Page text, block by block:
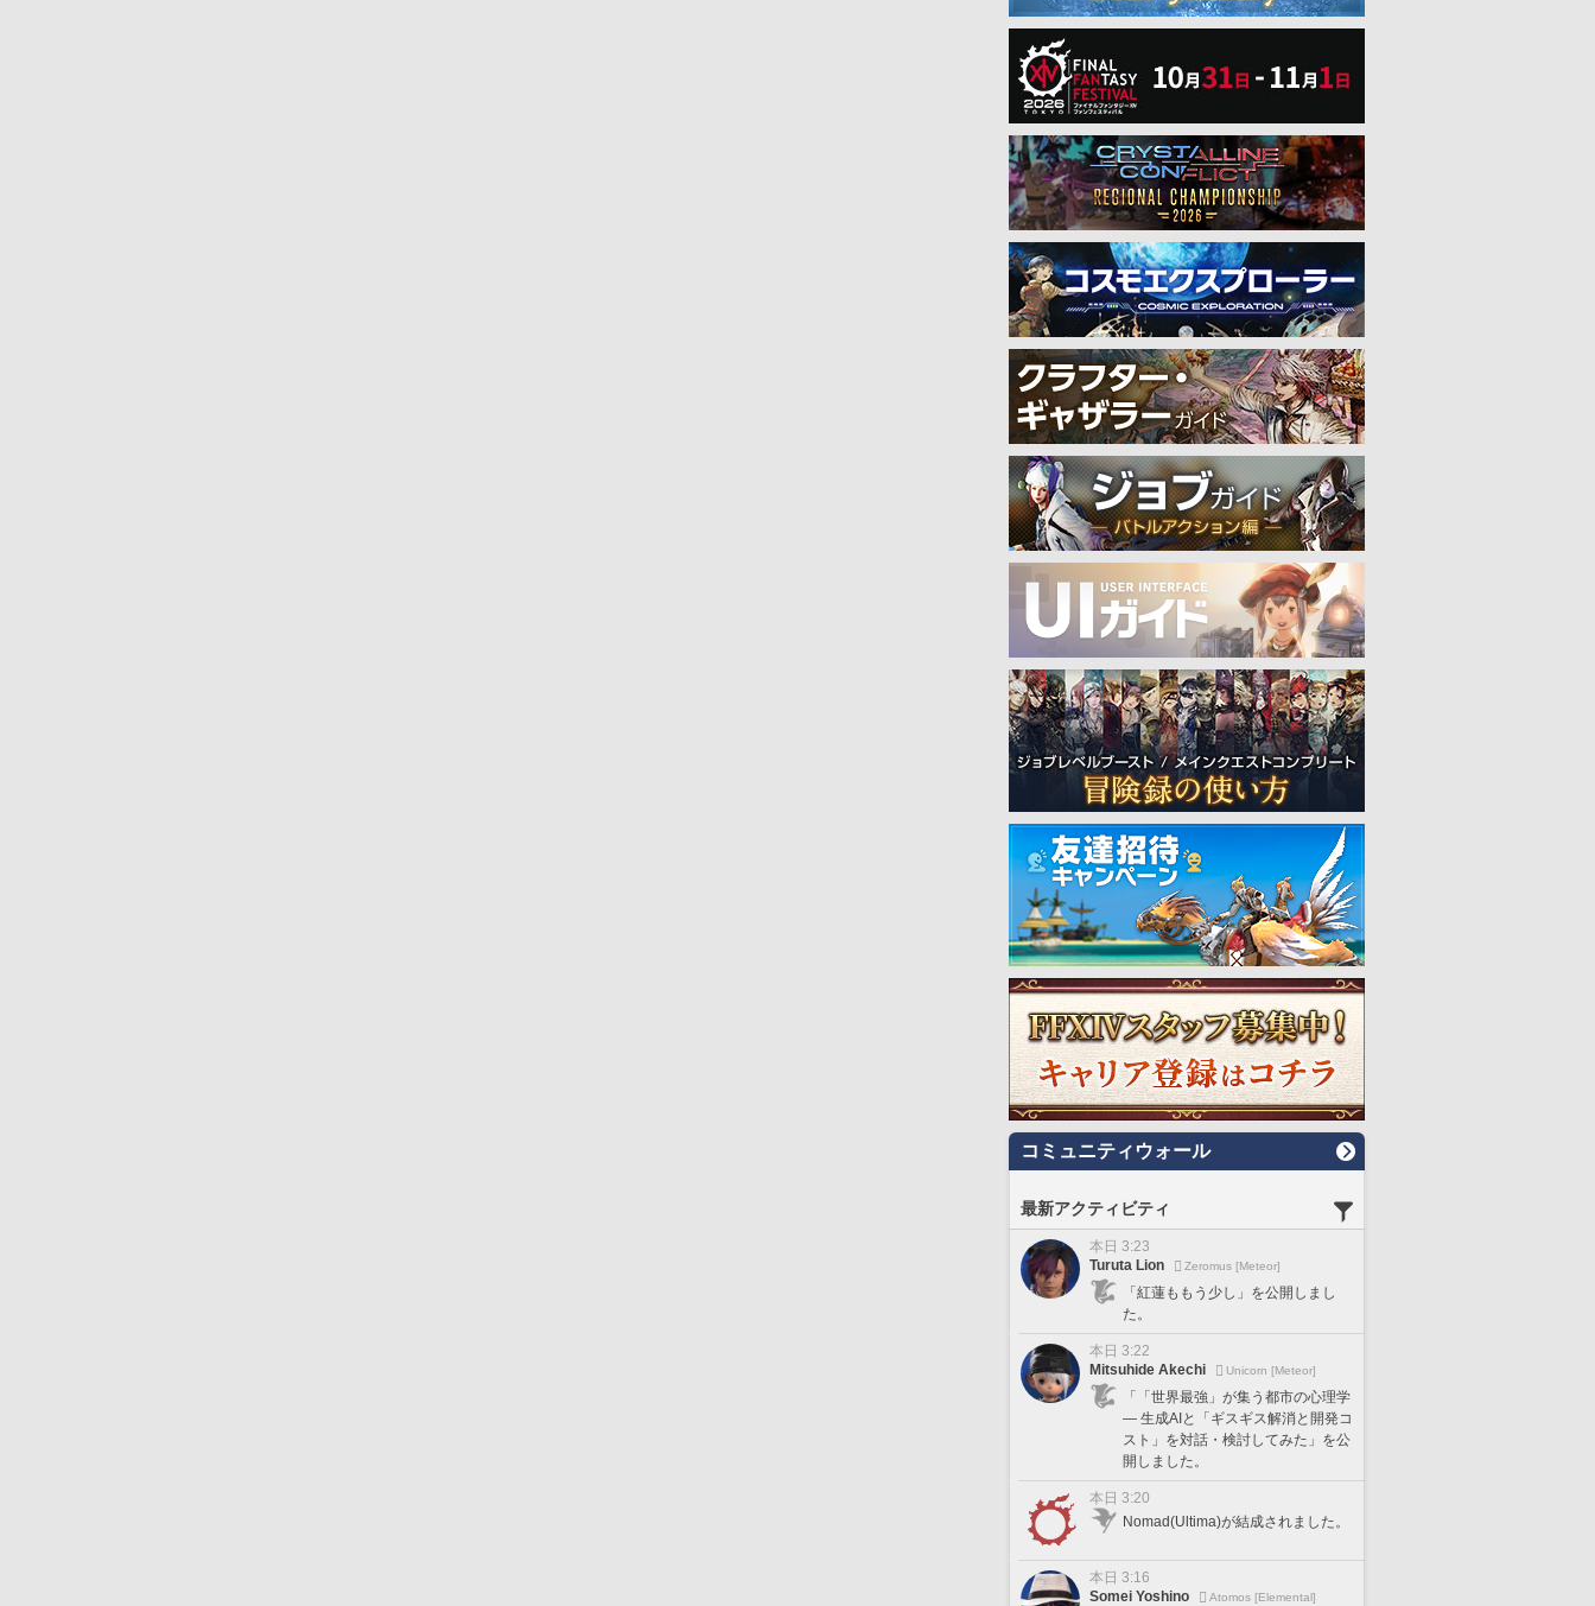
コミュニティウォール
最新アクティビティ
本日 3:23
Turuta Lion
Zeromus [Meteor]
「紅蓮ももう少し」を公開しまし
た。
本日 3:22
Mitsuhide Akechi
Unicorn [Meteor]
「「世界最強」が集う都市の心理学
— 生成AIと「ギスギス解消と開発コ
スト」を対話・検討してみた」を公
開しました。
本日 3:20
Nomad(Ultima)が結成されました。
本日 3:16
Somei Yoshino
Atomos [Elemental]